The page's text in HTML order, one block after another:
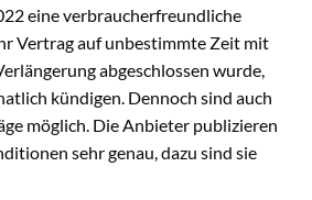
eine verbraucherfreundliche
Vertrag auf unbestimmte Zeit mit
abgeschlossen wurde,
kündigen. Dennoch sind auch
möglich. Die Anbieter publizieren
sehr genau, dazu sind sie